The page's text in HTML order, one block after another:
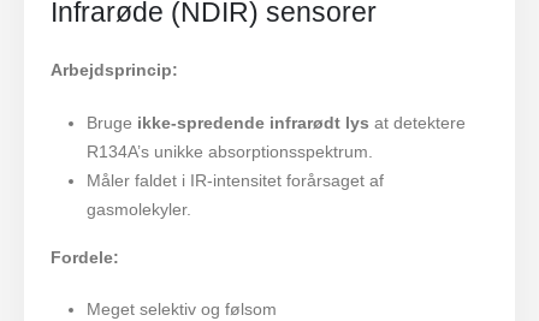
Infrarøde (NDIR) sensorer
Arbejdsprincip:
Bruge ikke-spredende infrarødt lys at detektere
R134A’s unikke absorptionsspektrum.
Måler faldet i IR-intensitet forårsaget af
gasmolekyler.
Fordele:
Meget selektiv og følsom